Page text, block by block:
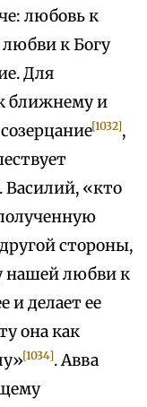
любовь к
к Богу
Для
ближнему и
[1032],
Василий, «кто
стороны,
нашей любви к
и делает ее
она как
[1034]. Авва